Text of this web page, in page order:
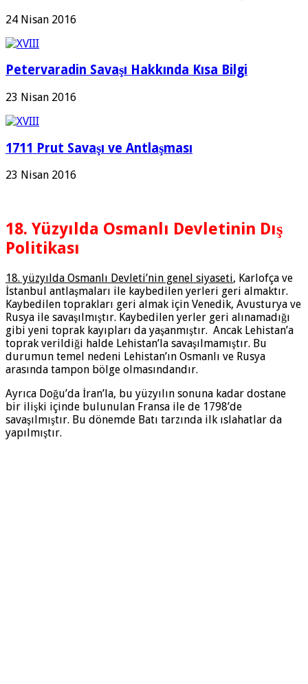
24 Nisan 2016
Petervaradin Savaşı Hakkında Kısa Bilgi
23 Nisan 2016
1711 Prut Savaşı ve Antlaşması
23 Nisan 2016
18. Yüzyılda Osmanlı Devletinin Dış
Politikası
18. yüzyılda Osmanlı Devleti’nin genel siyaseti, Kar­lofça ve
İstanbul antlaşmaları ile kaybedilen yerleri geri almaktır.
Kaybedilen top­rakları geri almak için Venedik, Avusturya ve
Rusya ile savaşılmıştır. Kaybedilen yerler geri alınamadığı
gibi yeni toprak kayıpları da yaşanmıştır. Ancak Lehistan’a
toprak verildiği halde Lehistan’la savaşılmamıştır. Bu
durumun temel ne­deni Lehistan’ın Osmanlı ve Rusya
arasında tampon bölge olmasındandır.
Ayrıca Doğu’da İran’la, bu yüzyılın sonuna kadar dos­tane
bir ilişki içinde bulunulan Fransa ile de 1798’de
savaşılmıştır. Bu dönemde Batı tarzında ilk ıslahatlar da
yapılmıştır.